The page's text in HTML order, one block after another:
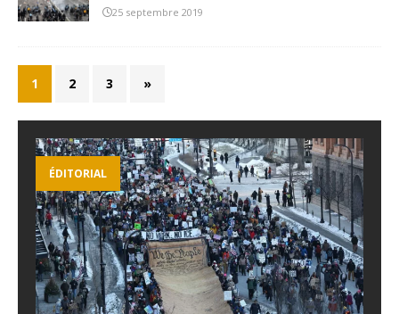
25 septembre 2019
1 2 3 »
ÉDITORIAL